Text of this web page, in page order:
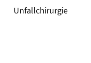
Unfallchirurgie